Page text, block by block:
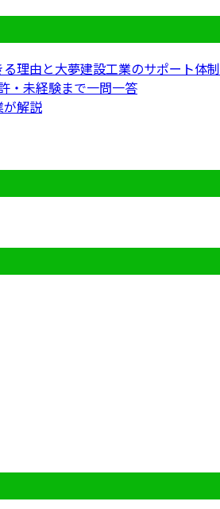
理由と大夢建設工業のサポート体制
・未経験まで一問一答
が解説